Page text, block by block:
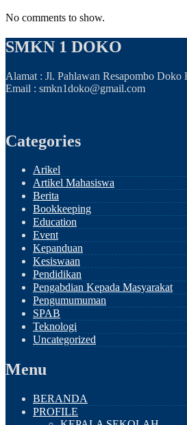
No comments to show.
SMKN 1 DOKO
Alamat : Jl. Pahlawan Resapombo Doko
Email : smkn1doko@gmail.com
Categories
Arikel
Artikel Mahasiswa
Berita
Bookkeeping
Education
Event
Kepanduan
Kesiswaan
Pendidikan
Pengabdian Kepada Masyarakat
Pengumumuman
SPAB
Teknologi
Uncategorized
Menu
BERANDA
PROFILE